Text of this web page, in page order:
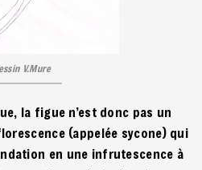
V.Mure
la figue n’est donc pas un
(appelée sycone) qui
en une infrutescence à